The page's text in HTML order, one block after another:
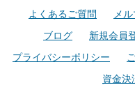
よくあるご質問
メ
ブログ
新規会員
プライバシーポリシー
資金決